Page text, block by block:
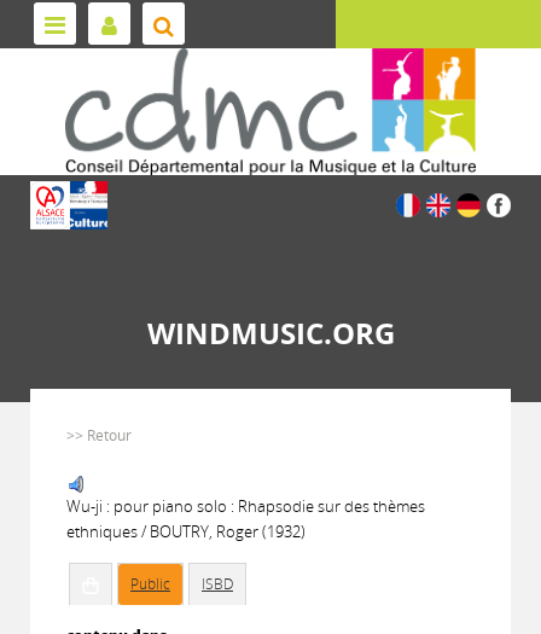
WINDMUSIC.ORG
>> Retour
Wu-ji : pour piano solo : Rhapsodie sur des thèmes
ethniques / BOUTRY, Roger (1932)
Public ISBD